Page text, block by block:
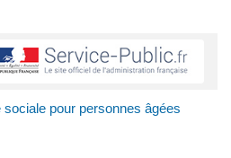
pour personnes âgées